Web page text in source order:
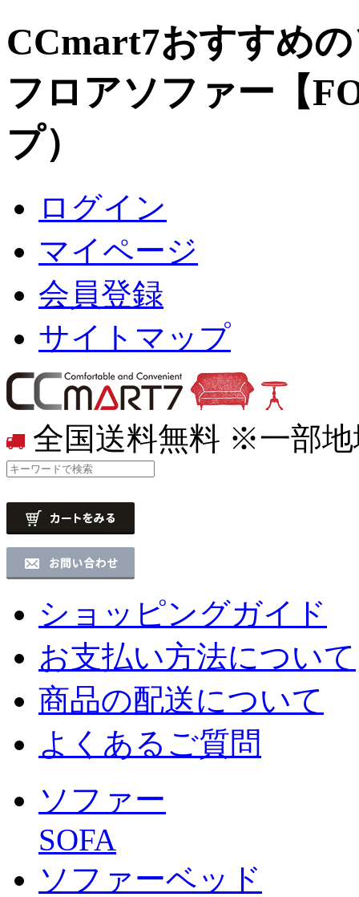
CCmart7おすすめ
フロアソファー【
プ）
ログイン
マイページ
会員登録
サイトマップ
全国送料無料 ※一部地
ショッピングガイド
お支払い方法について
商品の配送について
よくあるご質問
ソファー
SOFA
ソファーベッド